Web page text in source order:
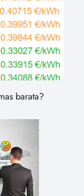
barata?